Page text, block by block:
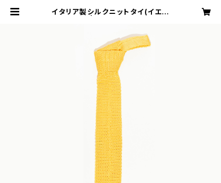
イタリア製シルクニットタイ(イエロ